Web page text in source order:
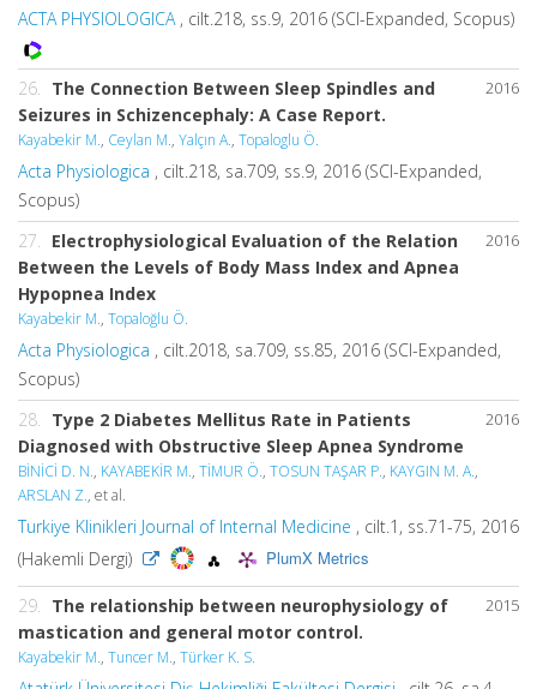
ACTA PHYSIOLOGICA, cilt.218, ss.9, 2016 (SCI-Expanded, Scopus)
2016
26. The Connection Between Sleep Spindles and
Seizures in Schizencephaly: A Case Report.
Kayabekir M., Ceylan M., Yalçın A., Topaloglu Ö.
Acta Physiologica , cilt.218, sa.709, ss.9, 2016 (SCI-Expanded,
Scopus)
2016
27. Electrophysiological Evaluation of the Relation
Between the Levels of Body Mass Index and Apnea
Hypopnea Index
Kayabekir M., Topaloğlu Ö.
Acta Physiologica , cilt.2018, sa.709, ss.85, 2016 (SCI-Expanded,
Scopus)
2016
28. Type 2 Diabetes Mellitus Rate in Patients
Diagnosed with Obstructive Sleep Apnea Syndrome
BİNİCİ D. N., KAYABEKİR M., TİMUR Ö., TOSUN TAŞAR P., KAYGIN M. A.,
ARSLAN Z., et al.
Turkiye Klinikleri Journal of Internal Medicine , cilt.1, ss.71-75, 2016
(Hakemli Dergi)
PlumX Metrics
2015
29. The relationship between neurophysiology of
mastication and general motor control.
Kayabekir M., Tuncer M., Türker K. S.